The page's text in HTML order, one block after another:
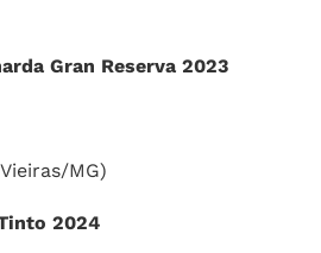
Gran Reserva 2023
MG)
2024